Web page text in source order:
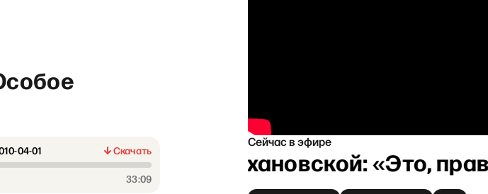
04-01
Скачать
33:09
Сейчас в эфире
со Светланой Тихановской: «Это,